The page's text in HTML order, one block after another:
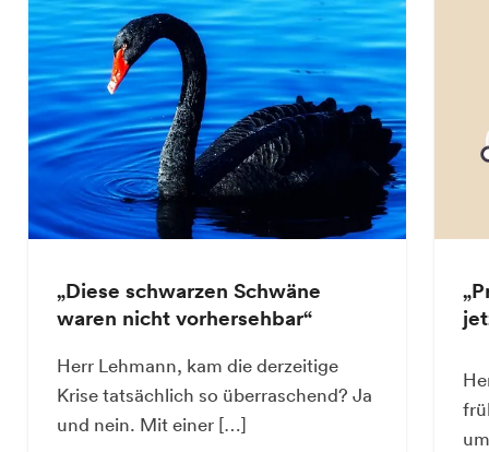
„Diese schwarzen Schwäne
waren nicht vorhersehbar“
Herr Lehmann, kam die derzeitige
Krise tatsächlich so überraschend? Ja
und nein. Mit einer […]